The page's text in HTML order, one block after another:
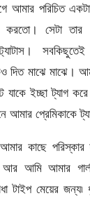
পরিচিত একটা
করতো। সেটা তার
দিত মাঝে মাঝে।
যাকে ইচ্ছা ট্যাগ
আমার প্রেমিকাকে
কাছে
আমি আমার
টাইপ মেয়ের